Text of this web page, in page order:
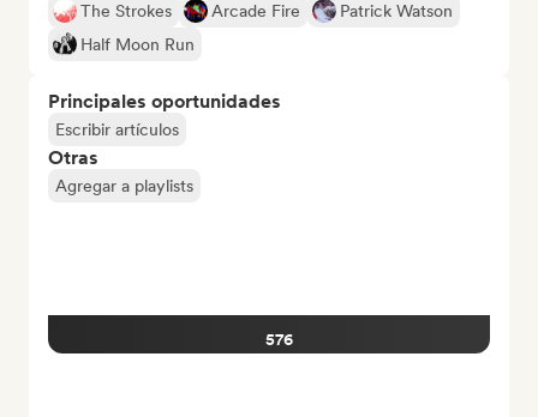
The Strokes Arcade Fire
Patrick Watson
Half Moon Run
Principales oportunidades
Escribir artículos
Otras
Agregar a playlists
576